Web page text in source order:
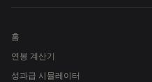
홈
연봉 계산기
성과급 시뮬레이터